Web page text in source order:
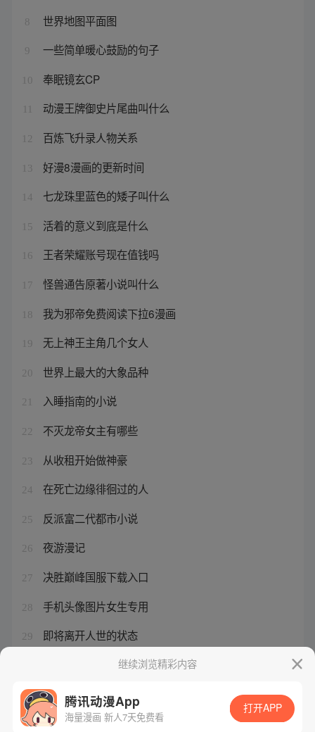
8 世界地图平面图
9 一些简单暖心鼓励的句子
10 奉眠镜玄CP
动漫王牌御史片尾曲叫什么
12 百炼飞升录人物关系
13 好漫8漫画的更新时间
14 七龙珠里蓝色的矮子叫什么
15 活着的意义到底是什么
16 王者荣耀账号现在值钱吗
17 怪兽通告原著小说叫什么
18 我为邪帝免费阅读下拉6漫画
19 无上神王主角几个女人
20 世界上最大的大象品种
21 入睡指南的小说
22 不灭龙帝女主有哪些
23 从收租开始做神豪
24 在死亡边缘徘徊过的人
25 反派富二代都市小说
26 夜游漫记
27 决胜巅峰国服下载入口
28 手机头像图片女生专用
29 即将离开人世的状态
尸兄漫画免费最新继续浏览精彩内容
腾讯动漫App
海量漫画 新人7天免费看
打开APP